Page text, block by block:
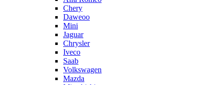
Chery
Daweoo
Mini
Jaguar
Chrysler
Iveco
Saab
Volkswagen
Mazda